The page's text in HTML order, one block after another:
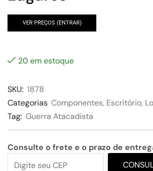
VER PREÇOS (ENTRAR)
20 em estoque
SKU: 1878
Categorias Componentes, Escritório,
Tag: Guerra Atacadista
Consulte o frete e o prazo de